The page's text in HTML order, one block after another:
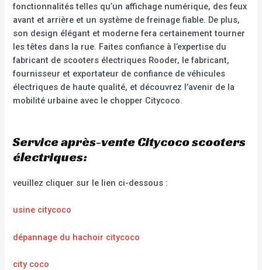
fonctionnalités telles qu’un affichage numérique, des feux
avant et arrière et un système de freinage fiable. De plus,
son design élégant et moderne fera certainement tourner
les têtes dans la rue. Faites confiance à l’expertise du
fabricant de scooters électriques Rooder, le fabricant,
fournisseur et exportateur de confiance de véhicules
électriques de haute qualité, et découvrez l’avenir de la
mobilité urbaine avec le chopper Citycoco.
Service après-vente Citycoco scooters
électriques:
veuillez cliquer sur le lien ci-dessous :
usine citycoco
dépannage du hachoir citycoco
city coco